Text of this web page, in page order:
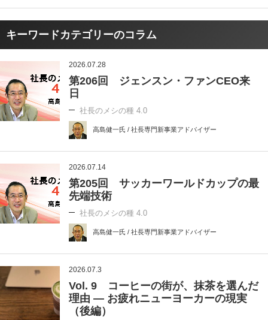
キーワードカテゴリーのコラム
2026.07.28
第206回 ジェンスン・ファンCEO来
日
社長のメシの種 4.0
高島健一氏 / 社長専門新事業アドバイザー
2026.07.14
第205回 サッカーワールドカップの最
先端技術
社長のメシの種 4.0
高島健一氏 / 社長専門新事業アドバイザー
2026.07.3
Vol. 9 コーヒーの街が、抹茶を選んだ
理由 ― お疲れニューヨーカーの現実
（後編）